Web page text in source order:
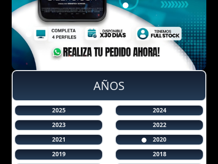
AÑOS
2025
2024
2023
2022
2021
2020
2019
2018